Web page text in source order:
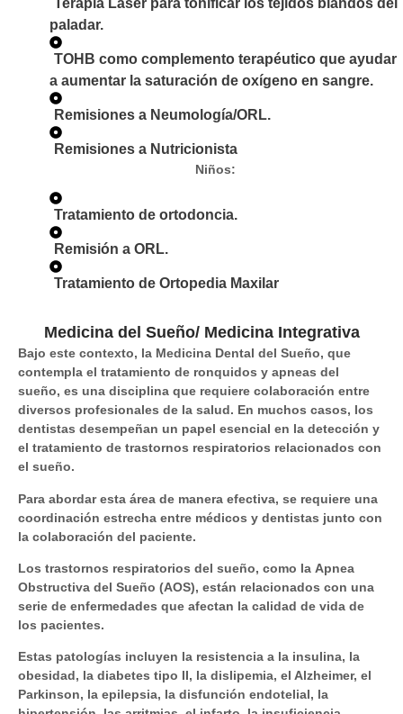
paladar.
TOHB como complemento terapéutico que ayudar
a aumentar la saturación de oxígeno en sangre.
Remisiones a Neumología/ORL.
Remisiones a Nutricionista
Niños:
Tratamiento de ortodoncia.
Remisión a ORL.
Tratamiento de Ortopedia Maxilar
Medicina del Sueño/ Medicina Integrativa
Bajo este contexto, la Medicina Dental del Sueño, que
contempla el tratamiento de ronquidos y apneas del
sueño, es una disciplina que requiere colaboración entre
diversos profesionales de la salud. En muchos casos, los
dentistas desempeñan un papel esencial en la detección y
el tratamiento de trastornos respiratorios relacionados con
el sueño.
Para abordar esta área de manera efectiva, se requiere una
coordinación estrecha entre médicos y dentistas junto con
la colaboración del paciente.
Los trastornos respiratorios del sueño, como la Apnea
Obstructiva del Sueño (AOS), están relacionados con una
serie de enfermedades que afectan la calidad de vida de
los pacientes.
Estas patologías incluyen la resistencia a la insulina, la
obesidad, la diabetes tipo II, la dislipemia, el Alzheimer, el
Parkinson, la epilepsia, la disfunción endotelial, la